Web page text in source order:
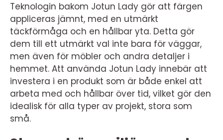
Teknologin bakom Jotun Lady gör att färgen
appliceras jämnt, med en utmärkt
täckförmåga och en hållbar yta. Detta gör
dem till ett utmärkt val inte bara för väggar,
men även för möbler och andra detaljer i
hemmet. Att använda Jotun Lady innebär att
investera i en produkt som är både enkel att
arbeta med och hållbar över tid, vilket gör den
idealisk för alla typer av projekt, stora som
små.